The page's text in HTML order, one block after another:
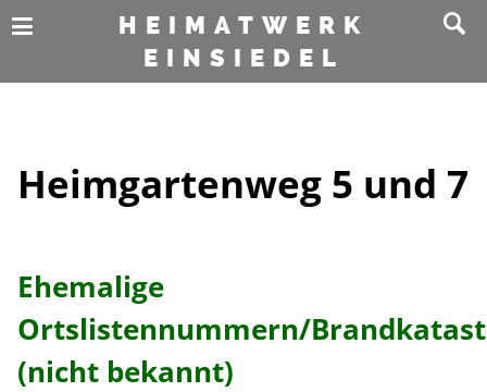
HEIMATWERK
EINSIEDEL
Heimgartenweg 5 und 7
Ehemalige
Ortslistennummern/
(nicht bekannt)